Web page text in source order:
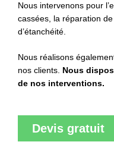
Nous intervenons pour
cassées, la réparation
d’étanchéité.
Nous réalisons
nos clients. Nous
de nos interventions.
Devis gratuit